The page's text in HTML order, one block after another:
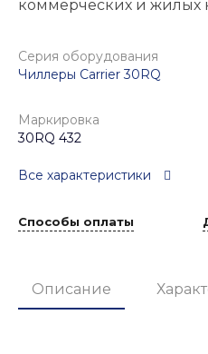
коммерческих и жилых
Серия оборудования
Чиллеры Carrier 30RQ
Маркировка
30RQ 432
Все характеристики
Способы оплаты
Описание